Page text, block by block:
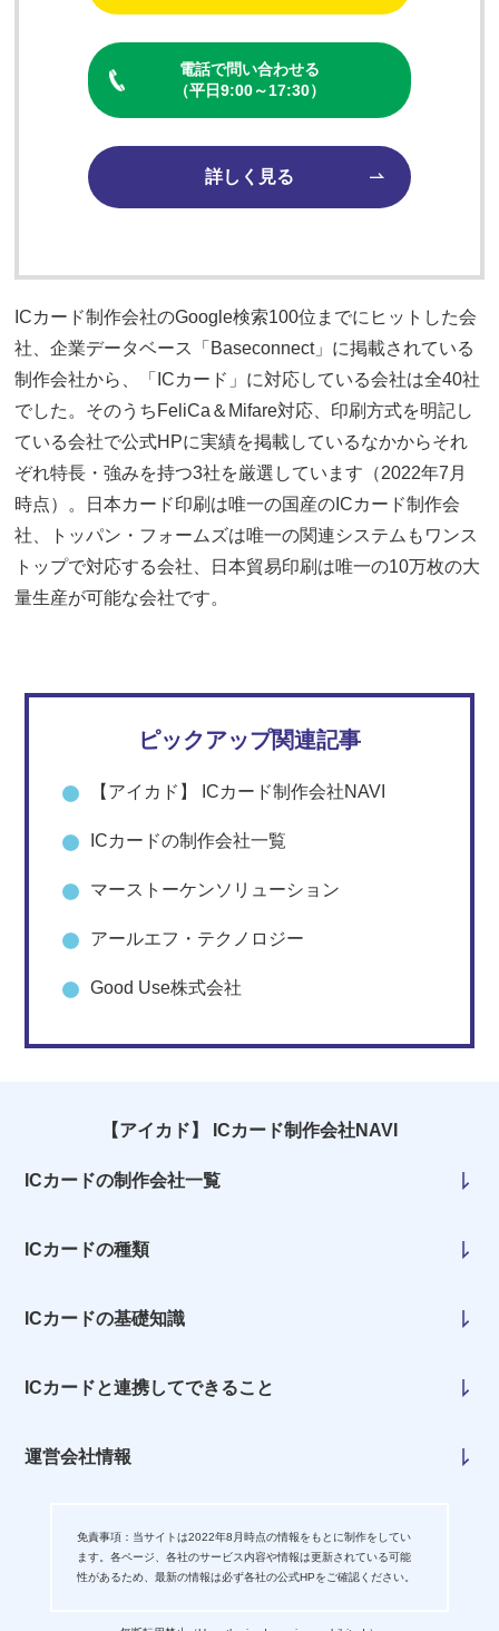
電話で問い合わせる
（平日9:00～17:30）
詳しく見る
ICカード制作会社のGoogle検索100位までにヒットした会
社、企業データベース「Baseconnect」に掲載されている
制作会社から、「ICカード」に対応している会社は全40社
でした。そのうちFeliCa＆Mifare対応、印刷方式を明記し
ている会社で公式HPに実績を掲載しているなかからそれ
ぞれ特長・強みを持つ3社を厳選しています（2022年7月
時点）。日本カード印刷は唯一の国産のICカード制作会
社、トッパン・フォームズは唯一の関連システムもワンス
トップで対応する会社、日本貿易印刷は唯一の10万枚の大
量生産が可能な会社です。
ピックアップ関連記事
【アイカド】 ICカード制作会社NAVI
ICカードの制作会社一覧
マーストーケンソリューション
アールエフ・テクノロジー
Good Use株式会社
【アイカド】 ICカード制作会社NAVI
ICカードの制作会社一覧
ICカードの種類
ICカードの基礎知識
ICカードと連携してできること
運営会社情報
免責事項：当サイトは2022年8月時点の情報をもとに制作をしてい
ます。各ページ、各社のサービス内容や情報は更新されている可能
性があるため、最新の情報は必ず各社の公式HPをご確認ください。